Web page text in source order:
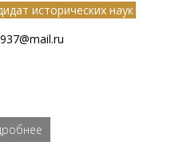
исторических наук